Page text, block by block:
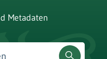
Metadaten